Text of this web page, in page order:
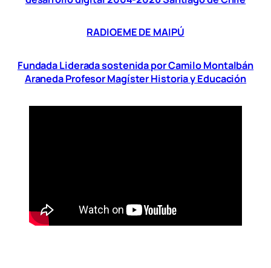
RADIOEME DE MAIPÚ
Fundada Liderada sostenida por Camilo Montalbán
Araneda Profesor Magíster Historia y Educación